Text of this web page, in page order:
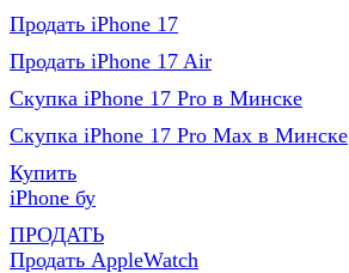
Продать iPhone 17
Продать iPhone 17 Air
Скупка iPhone 17 Pro в Минске
Скупка iPhone 17 Pro Max в Минске
Купить
iPhone бу
ПРОДАТЬ
Продать AppleWatch